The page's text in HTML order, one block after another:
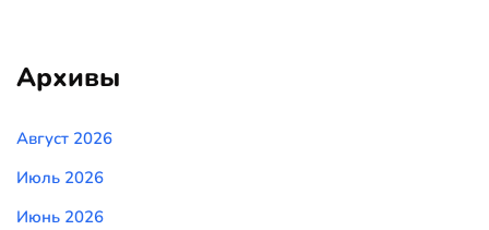
Архивы
Август 2026
Июль 2026
Июнь 2026